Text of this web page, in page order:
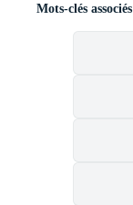
Mots-clés associés